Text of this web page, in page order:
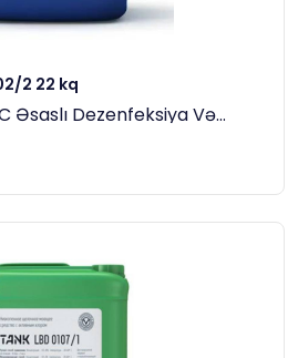
2 22 kq
Əsaslı Dezenfeksiya Və